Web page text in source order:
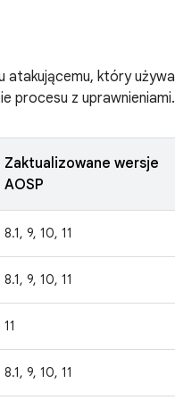
atakującemu, który używa
procesu z uprawnieniami.
Zaktualizowane wersje
AOSP
8.1, 9, 10, 11
8.1, 9, 10, 11
11
8.1, 9, 10, 11